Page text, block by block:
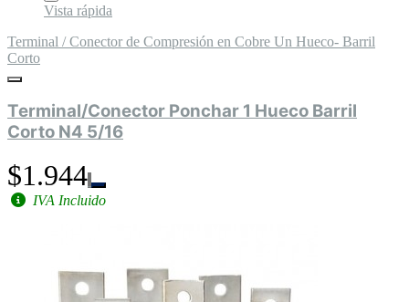
Vista rápida
Terminal / Conector de Compresión en Cobre Un Hueco- Barril
Corto
Terminal/Conector Ponchar 1 Hueco Barril
Corto N4 5/16
$1.944
IVA Incluido